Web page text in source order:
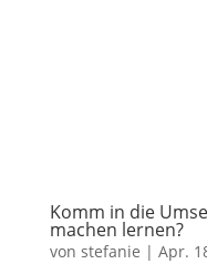
Komm in die
machen lernen?
von stefanie | Apr.